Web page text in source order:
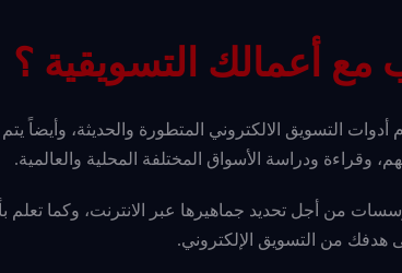
أعمالك التسويقية ؟
التسويق الالكتروني المتطورة والحديثة، وأيضاً
ودراسة الأسواق المختلفة المحلية والعالمية.
من أجل تحديد جماهيرها عبر الانترنت، وكما تعلم
هدفك من التسويق الإلكتروني.